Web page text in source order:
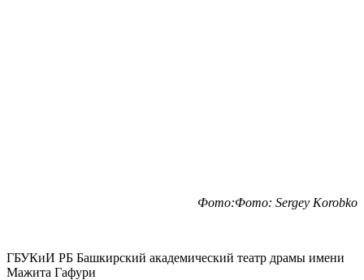
Фото:Фото: Sergey Korobko
ГБУКиИ РБ Башкирский академический театр драмы имени
Мажита Гафури